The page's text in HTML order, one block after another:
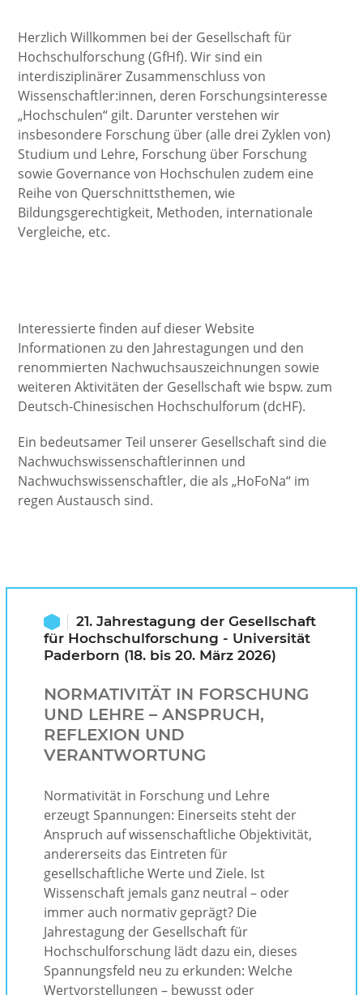
Herzlich Willkommen bei der Gesellschaft für
Hochschulforschung (GfHf). Wir sind ein
interdisziplinärer Zusammenschluss von
Wissenschaftler:innen, deren Forschungsinteresse
„Hochschulen“ gilt. Darunter verstehen wir
insbesondere Forschung über (alle drei Zyklen von)
Studium und Lehre, Forschung über Forschung
sowie Governance von Hochschulen zudem eine
Reihe von Querschnittsthemen, wie
Bildungsgerechtigkeit, Methoden, internationale
Vergleiche, etc.
Interessierte finden auf dieser Website
Informationen zu den Jahrestagungen und den
renommierten Nachwuchs­auszeichnungen sowie
weiteren Aktivitäten der Gesellschaft wie bspw. zum
Deutsch-Chinesischen Hochschulforum (dcHF).
Ein bedeutsamer Teil unserer Gesellschaft sind die
Nachwuchs­wissenschaftlerinnen und
Nachwuchswissenschaftler, die als „HoFoNa“ im
regen Austausch sind.
21. Jahrestagung der Gesellschaft
für Hochschulforschung - Universität
Paderborn (18. bis 20. März 2026)
NORMATIVITÄT IN FORSCHUNG
UND LEHRE – ANSPRUCH,
REFLEXION UND
VERANTWORTUNG
Normativität in Forschung und Lehre
erzeugt Spannungen: Einerseits steht der
Anspruch auf wissenschaftliche Objektivität,
andererseits das Eintreten für
gesellschaftliche Werte und Ziele. Ist
Wissenschaft jemals ganz neutral – oder
immer auch normativ geprägt? Die
Jahrestagung der Gesellschaft für
Hochschulforschung lädt dazu ein, dieses
Spannungsfeld neu zu erkunden: Welche
Wertvorstellungen – bewusst oder